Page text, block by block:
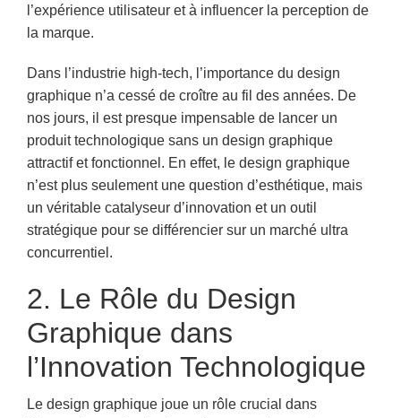
l’expérience utilisateur et à influencer la perception de
la marque.
Dans l’industrie high-tech, l’importance du design
graphique n’a cessé de croître au fil des années. De
nos jours, il est presque impensable de lancer un
produit technologique sans un design graphique
attractif et fonctionnel. En effet, le design graphique
n’est plus seulement une question d’esthétique, mais
un véritable catalyseur d’innovation et un outil
stratégique pour se différencier sur un marché ultra
concurrentiel.
2. Le Rôle du Design
Graphique dans
l’Innovation Technologique
Le design graphique joue un rôle crucial dans